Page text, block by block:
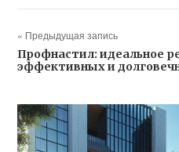
« Предыдущая запись
Профнастил: идеальное
эффективных и